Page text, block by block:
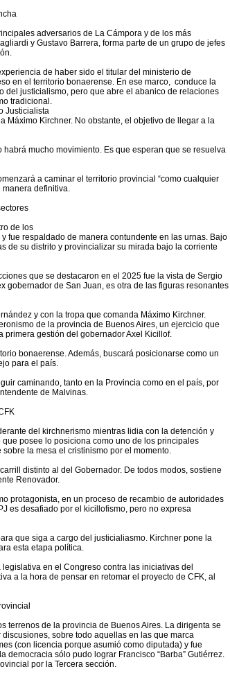
adversarios de La Cámpora y de los más
y Gustavo Barrera, forma parte de un grupo de jefes
de haber sido el titular del ministerio de
en el territorio bonaerense. En ese marco, conduce la
del justicialismo, pero que abre el abanico de relaciones
tradicional.
Justicialista
Máximo Kirchner. No obstante, el objetivo de llegar a la
mucho movimiento. Es que esperan que se resuelva
a caminar el territorio provincial “como cualquier
manera definitiva.
de los
fue respaldado de manera contundente en las urnas. Bajo
de su distrito y provincializar su mirada bajo la corriente
que se destacaron en el 2025 fue la vista de Sergio
gobernador de San Juan, es otra de las figuras resonantes
y con la tropa que comanda Máximo Kirchner.
de la provincia de Buenos Aires, un ejercicio que
primera gestión del gobernador Axel Kicillof.
bonaerense. Además, buscará posicionarse como un
para el país.
caminando, tanto en la Provincia como en el país, por
de Malvinas.
del kirchnerismo mientras lidia con la detención y
posee lo posiciona como uno de los principales
la mesa el cristinismo por el momento.
distinto al del Gobernador. De todos modos, sostiene
Renovador.
protagonista, en un proceso de recambio de autoridades
es desafiado por el kicillofismo, pero no expresa
que siga a cargo del justicialiasmo. Kirchner pone la
esta etapa política.
en el Congreso contra las iniciativas del
a la hora de pensar en retomar el proyecto de CFK, al
terrenos de la provincia de Buenos Aires. La dirigenta se
sobre todo aquellas en las que marca
(con licencia porque asumió como diputada) y fue
sólo pudo lograr Francisco “Barba” Gutiérrez.
por la Tercera sección.